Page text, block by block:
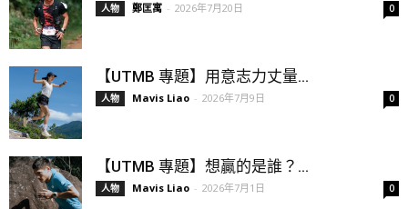
人物 鄭匡寓 - 2026年7月20日 0
【UTMB 專題】用意志力丈量...
人物 Mavis Liao - 2026年7月9日 0
【UTMB 專題】想贏的是誰？...
人物 Mavis Liao - 2026年7月1日 0